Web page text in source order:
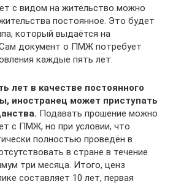
с видом на жительство можно
постоянное. Это будет
который выдаётся на
документ о ПМЖ потребует
каждые пять лет.
лет в качестве постоянного
иностранец может приступать
Подавать прошение можно
с ПМЖ, но при условии, что
полностью проведён в
в стране в течение
три месяца. Итого, ценз
составляет 10 лет, первая